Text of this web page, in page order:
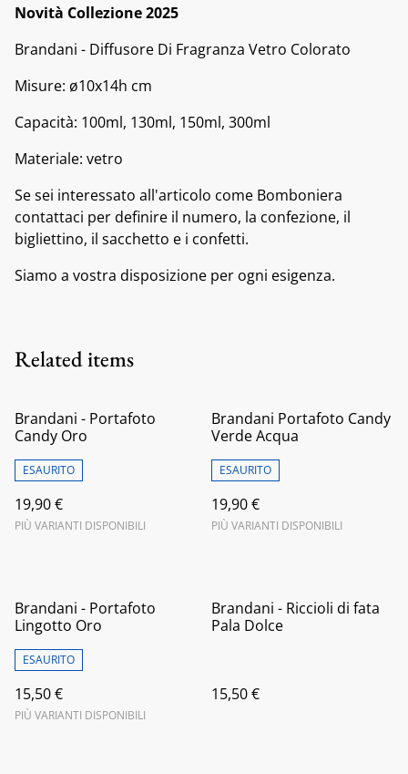
Novità Collezione 2025
Brandani - Diffusore Di Fragranza Vetro Colorato
Misure: ø10x14h cm
Capacità: 100ml, 130ml, 150ml, 300ml
Materiale: vetro
Se sei interessato all'articolo come Bomboniera
contattaci per definire il numero, la confezione, il
bigliettino, il sacchetto e i confetti.
Siamo a vostra disposizione per ogni esigenza.
Related items
Brandani - Portafoto
Candy Oro
ESAURITO
19,90 €
PIÙ VARIANTI DISPONIBILI
Brandani Portafoto Candy
Verde Acqua
ESAURITO
19,90 €
PIÙ VARIANTI DISPONIBILI
Brandani - Portafoto
Lingotto Oro
ESAURITO
15,50 €
PIÙ VARIANTI DISPONIBILI
Brandani - Riccioli di fata
Pala Dolce
15,50 €